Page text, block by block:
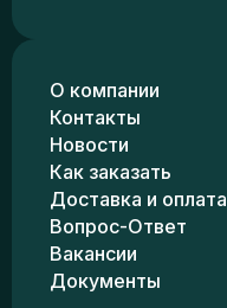
О компании
Контакты
Новости
Как заказать
Доставка и оплата
Вопрос-Ответ
Вакансии
Документы